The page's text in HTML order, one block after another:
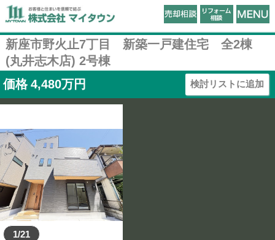
新座市野火止7丁目 新築一戸建住宅 全2棟
(丸井志木店) 2号棟
価格 4,480万円 検討リストに追加
1/21